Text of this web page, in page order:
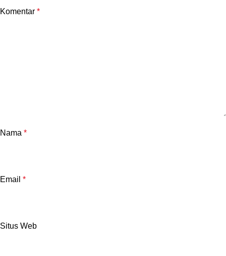
Komentar *
Nama *
Email *
Situs Web